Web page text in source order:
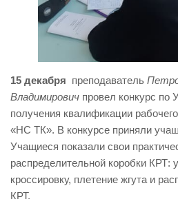
15 декабря преподаватель
Владимирович провел конкурс по
получения квалификации
«НС ТК». В конкурсе приняли
Учащиеся показали свои
распределительной коробки КРТ:
кроссировку, плетение жгута и
КРТ.